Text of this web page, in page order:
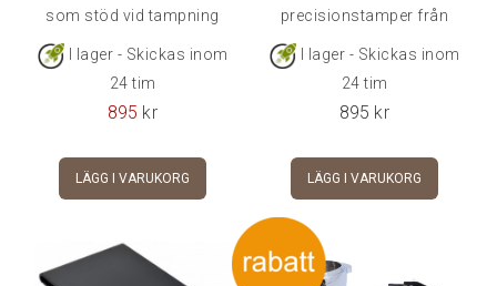
som stöd vid tampning
för ökad precision
och garanterar en perfekt
och
distributör. Premiumfinish
I lager - Skickas inom
24 tim
895 kr
LÄGG I VARUKORG
precisionstamper från
Joe Frex.
I lager - Skickas inom
24 tim
895 kr
LÄGG I VARUKORG